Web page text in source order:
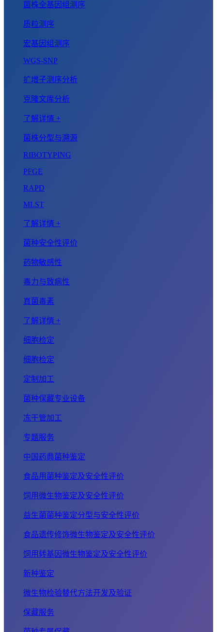
菌株全基因组测序
质粒测序
宏基因组测序
WGS-SNP
扩增子测序分析
克隆文库分析
了解详情 +
菌株分型与溯源
RIBOTYPING
PFGE
RAPD
MLST
了解详情 +
菌种安全性评价
药物敏感性
毒力与致病性
真菌毒素
了解详情 +
细胞检定
细胞检定
定制加工
菌种保藏专业设备
冻干管加工
专题服务
中国药典菌种鉴定
食品用菌种鉴定及安全性评价
饲用微生物鉴定及安全性评价
益生菌菌种鉴定分型与安全性评价
食品遗传修饰微生物鉴定及安全性评价
饲用转基因微生物鉴定及安全性评价
新种鉴定
微生物检验替代方法开发及验证
保藏服务